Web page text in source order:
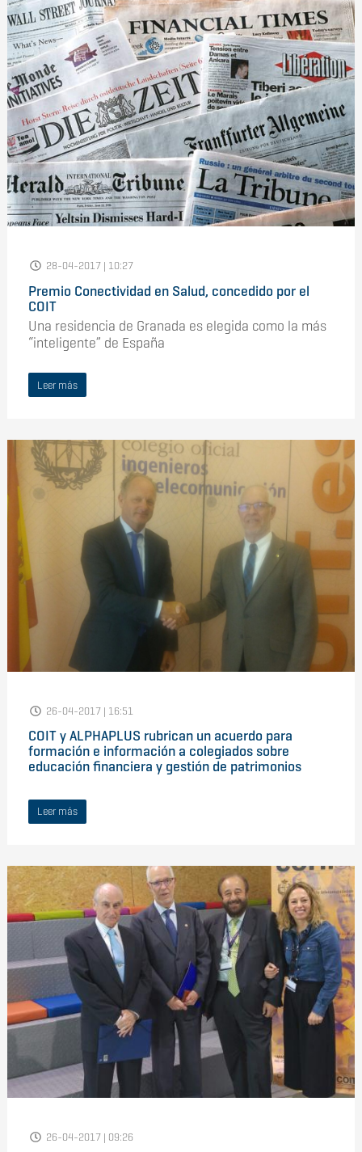
28-04-2017 | 10:27
Premio Conectividad en Salud, concedido por el
COIT
Una residencia de Granada es elegida como la más
“inteligente” de España
Leer más
26-04-2017 | 16:51
COIT y ALPHAPLUS rubrican un acuerdo para
formación e información a colegiados sobre
educación financiera y gestión de patrimonios
Leer más
26-04-2017 | 09:26